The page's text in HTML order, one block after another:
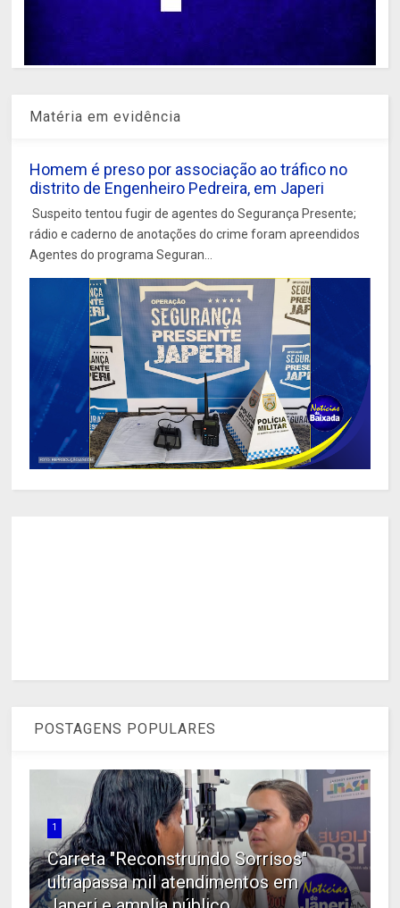
Matéria em evidência
Homem é preso por associação ao tráfico no
distrito de Engenheiro Pedreira, em Japeri
Suspeito tentou fugir de agentes do Segurança Presente;
rádio e caderno de anotações do crime foram apreendidos
Agentes do programa Seguran...
POSTAGENS POPULARES
1
Carreta "Reconstruindo Sorrisos"
ultrapassa mil atendimentos em